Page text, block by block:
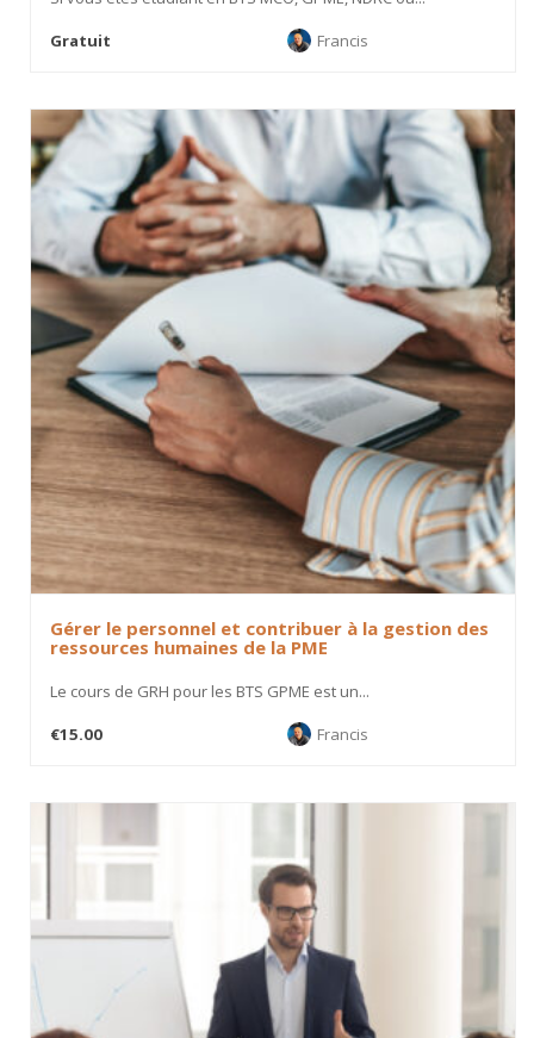
Gratuit
Francis
Gérer le personnel et contribuer à la gestion des
ressources humaines de la PME
Le cours de GRH pour les BTS GPME est un...
€15.00
Francis